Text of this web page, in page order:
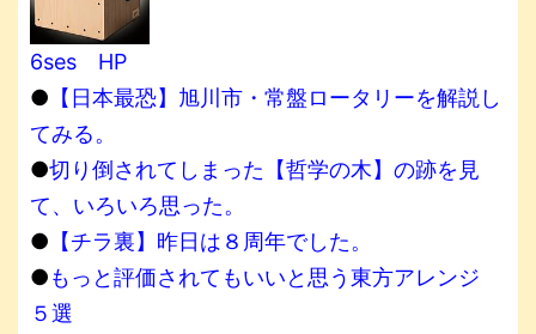
6ses HP
● 【日本最恐】旭川市・常盤ロータリーを解説し
てみる。
●切り倒されてしまった【哲学の木】の跡を見
て、いろいろ思った。
● 【チラ裏】昨日は８周年でした。
●もっと評価されてもいいと思う東方アレンジ
５選